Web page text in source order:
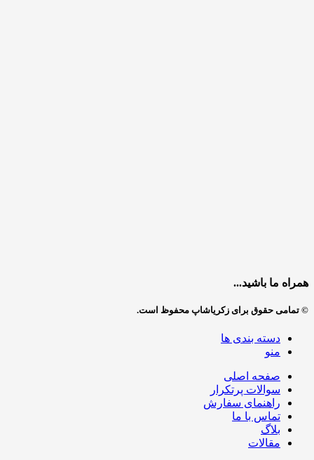
همراه ما باشید...
© تمامی حقوق برای زکریاشاپ محفوظ است.
دسته بندی ها
منو
صفحه اصلی
سوالات پرتکرار
راهنمای سفارش
تماس با ما
بلاگ
مقالات